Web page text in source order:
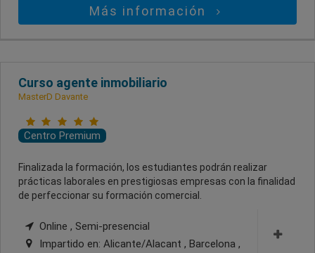
Más información
Curso agente inmobiliario
MasterD Davante
Centro Premium
Finalizada la formación, los estudiantes podrán realizar
prácticas laborales en prestigiosas empresas con la finalidad
de perfeccionar su formación comercial.
Online , Semi-presencial
Impartido en: Alicante/Alacant , Barcelona ,